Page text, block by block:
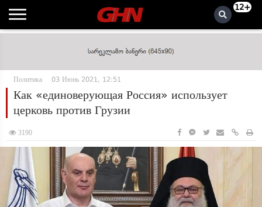
12+
Политика 03 Июнь 2021, 12:51
Как «единоверующая Россия» использует
церковь против Грузии
3190